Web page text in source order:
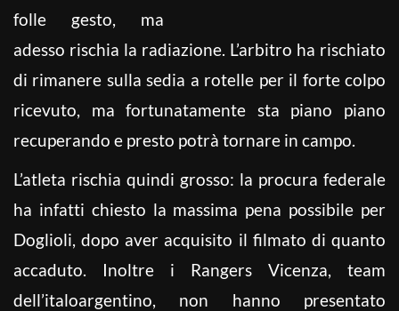
folle gesto, ma
adesso rischia la radiazione. L’arbitro ha rischiato
di rimanere sulla sedia a rotelle per il forte colpo
ricevuto, ma fortunatamente sta piano piano
recuperando e presto potrà tornare in campo.
L’atleta rischia quindi grosso: la procura federale
ha infatti chiesto la massima pena possibile per
Doglioli, dopo aver acquisito il filmato di quanto
accaduto. Inoltre i Rangers Vicenza, team
dell’italoargentino, non hanno presentato